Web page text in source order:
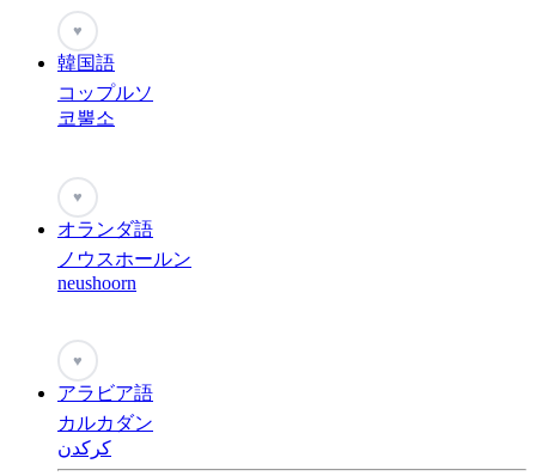
♥
韓国語
コップルソ
코뿔소
♥
オランダ語
ノウスホールン
neushoorn
♥
アラビア語
カルカダン
كركدن